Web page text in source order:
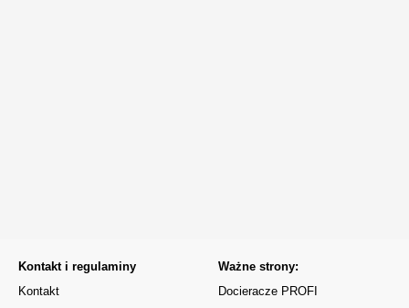
Kontakt i regulaminy
Kontakt
Ważne strony:
Docieracze PROFI